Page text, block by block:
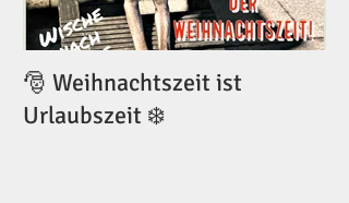
🎅 Weihnachtszeit ist
Urlaubszeit ❄️